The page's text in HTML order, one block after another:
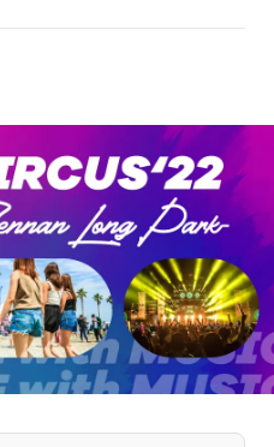
群馬エリア
石川エリア
山梨エリア
岐阜エリア
愛知エリア
滋賀エリア
大阪市エリア
堺・泉州エリア
兵庫エリア